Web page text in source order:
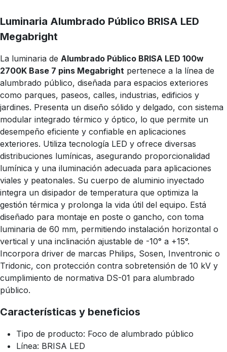
Luminaria Alumbrado Público BRISA LED
Megabright
La luminaria de Alumbrado Público BRISA LED 100w
2700K Base 7 pins Megabright pertenece a la línea de
alumbrado público, diseñada para espacios exteriores
como parques, paseos, calles, industrias, edificios y
jardines. Presenta un diseño sólido y delgado, con sistema
modular integrado térmico y óptico, lo que permite un
desempeño eficiente y confiable en aplicaciones
exteriores. Utiliza tecnología LED y ofrece diversas
distribuciones lumínicas, asegurando proporcionalidad
lumínica y una iluminación adecuada para aplicaciones
viales y peatonales. Su cuerpo de aluminio inyectado
integra un disipador de temperatura que optimiza la
gestión térmica y prolonga la vida útil del equipo. Está
diseñado para montaje en poste o gancho, con toma
luminaria de 60 mm, permitiendo instalación horizontal o
vertical y una inclinación ajustable de -10° a +15°.
Incorpora driver de marcas Philips, Sosen, Inventronic o
Tridonic, con protección contra sobretensión de 10 kV y
cumplimiento de normativa DS-01 para alumbrado
público.
Características y beneficios
Tipo de producto: Foco de alumbrado público
Línea: BRISA LED